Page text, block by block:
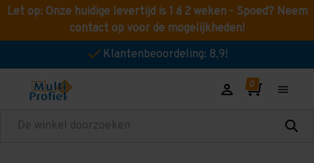
Let op: Onze huidige levertijd is 1 á 2 weken - Spoed? Neem
contact op voor de mogelijkheden!
Klantenbeoordeling: 8,9!
Zoeken